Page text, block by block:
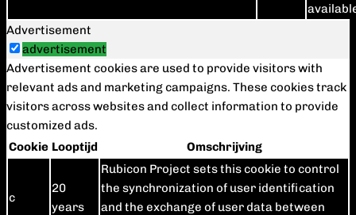
Advertisement
advertisement
Advertisement cookies are used to provide visitors with
relevant ads and marketing campaigns. These cookies track
visitors across websites and collect information to provide
customized ads.
Cookie Looptijd Omschrijving
c
20
years
Rubicon Project sets this cookie to control
the synchronization of user identification
and the exchange of user data between